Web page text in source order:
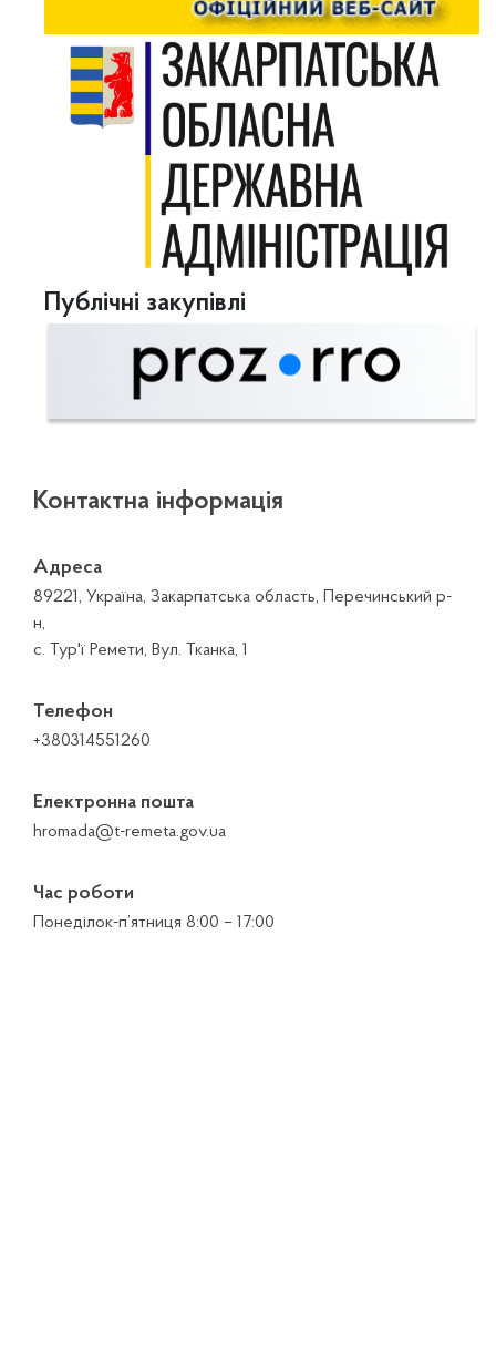
Публічні закупівлі
Контактна інформація
Адреса
89221, Україна, Закарпатська область, Перечинський р-
н,
с. Тур'ї Ремети, Вул. Тканка, 1
Телефон
+380314551260
Електронна пошта
hromada@t-remeta.gov.ua
Час роботи
Понеділок-п’ятниця 8:00 – 17:00